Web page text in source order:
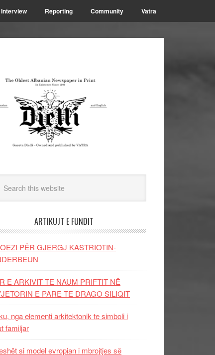
Interview Reporting Community Vatra
ARTIKUJT E FUNDIT
PËR GJERGJ KASTRIOTIN-
E ARKIVIT TE NAUM PRIFTIT NË
E PARE TE DRAGO SILIQIT
nga elementi arkitektonik te simboli i
familjar
si model evropian i mbrojtjes së